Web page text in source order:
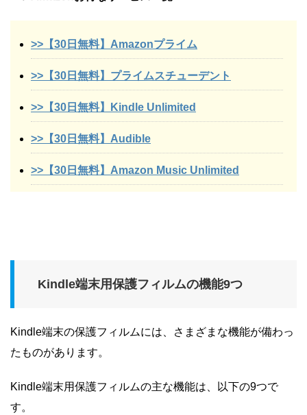
>>【30日無料】Amazonプライム
>>【30日無料】プライムスチューデント
>>【30日無料】Kindle Unlimited
>>【30日無料】Audible
>>【30日無料】Amazon Music Unlimited
Kindle端末用保護フィルムの機能9つ
Kindle端末の保護フィルムには、さまざまな機能が備わっ
たものがあります。
Kindle端末用保護フィルムの主な機能は、以下の9つで
す。